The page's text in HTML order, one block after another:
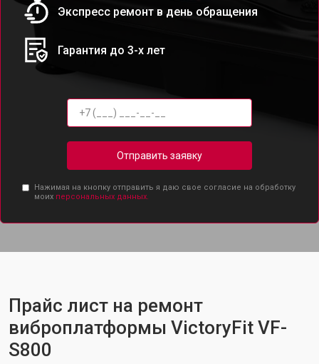
Экспресс ремонт в день обращения
Гарантия до 3-х лет
Отправить заявку
Нажимая на кнопку отправить я даю свое согласие на обработку
моих персональных данных.
Прайс лист на ремонт
виброплатформы VictoryFit VF-
S800